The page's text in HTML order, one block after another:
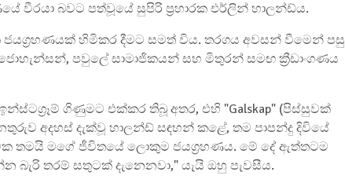
වීරයා බවට පත්වූයේ සුපිරි ප්‍රහාරක එර්ලින් හාලන්ඩ්ය.
හිමිකර දීමට සමත් විය. තරගය අවසන් වීමෙන් පසු
පවුලේ සාමාජිකයන් සහ මිතුරන් සමඟ ක්‍රීඩාංගණය
ගිණුමට එක්කර තිබූ අතර, එහි "Galskap" (පිස්සුවක්
අදහස් දැක්වූ හාලන්ඩ් සඳහන් කළේ, තම පාපන්දු දිවියේ
තමයි මගේ ජීවිතයේ ලොකුම ජයග්‍රහණය. මේ දේ ඇත්තටම
තරම් සතුටක් දැනෙනවා," යැයි ඔහු පැවසීය.